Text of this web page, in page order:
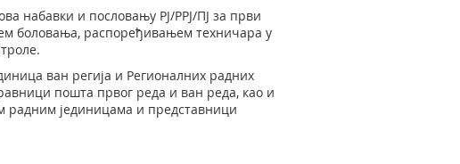
набавки и пословању РЈ/РРЈ/ПЈ за први
боловања, распоређивањем техничара у
ван регија и Регионалних радних
пошта првог реда и ван реда, као и
радним јединицама и представници